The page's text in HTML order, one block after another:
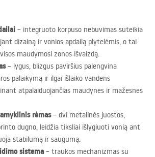
– integruoto korpuso nebuvimas suteikia
dizainą ir vonios apdailą plytelėmis, o tai
maudymosi zonos išvaizdą.
– lygus, blizgus paviršius palengvina
palaikymą ir ilgai išlaiko vandens
atpalaiduojančias maudynes ir mažesnes
rėmas– dvi metalinės juostos,
dugno, leidžia tiksliai išlygiuoti vonią ant
stabilumą ir saugumą.
sistema – traukos mechanizmas su